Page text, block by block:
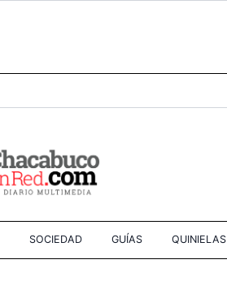
SOCIEDAD GUÍAS QUINIELAS